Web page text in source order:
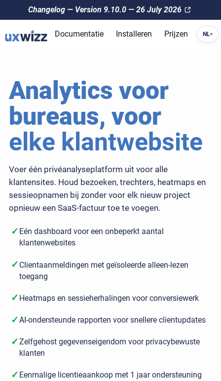
Changelog — Version 9.10.0 — 26 July 2026
Documentatie Installeren Prijzen NL▾
Analytics voor
bureaus, voor
elke klantwebsite
Voer één privéanalyseplatform uit voor alle
klantensites. Houd bezoeken, trechters, heatmaps en
sessieopnamen bij zonder voor elk nieuw project
opnieuw een SaaS-factuur toe te voegen.
✓ Eén dashboard voor een onbeperkt aantal
klantenwebsites
✓ Clientaanmeldingen met geïsoleerde alleen-lezen
toegang
✓ Heatmaps en sessieherhalingen voor conversiewerk
✓AI-ondersteunde rapporten voor snellere clientupdates
✓Zelfgehost gegevenseigendom voor privacybewuste
klanten
✓ Eenmalige licentieaankoop met 1 jaar ondersteuning